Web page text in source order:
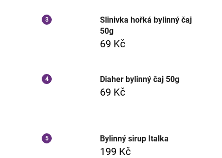
Slinivka hořká bylinný čaj
50g
69 Kč
Diaher bylinný čaj 50g
69 Kč
Bylinný sirup Italka
199 Kč